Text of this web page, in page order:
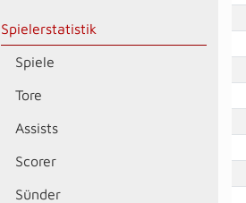
Spielerstatistik
Spiele
Tore
Assists
Scorer
Sünder